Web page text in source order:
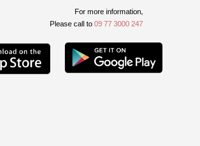
For more information,
Please call to 09 77 3000 247